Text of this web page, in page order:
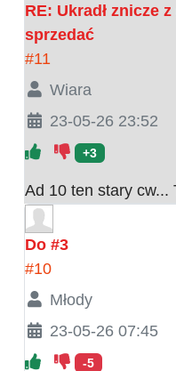
RE: Ukradł znicze
sprzedać
#11
Wiara
23-05-26 23:52
+3
Ad 10 ten stary cw...
Do #3
#10
Młody
23-05-26 07:45
-5